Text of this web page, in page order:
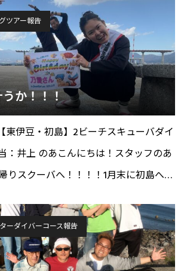
名の方
ツアー報告
か！！！
東伊豆・初島】2ビーチスキューバダイ
：井上 のあこんにちは！スタッフのあ
りスクーバへ！！！！1月末に初島へリ
そのリベンジということで、開催をし
ーダイバーコース報告